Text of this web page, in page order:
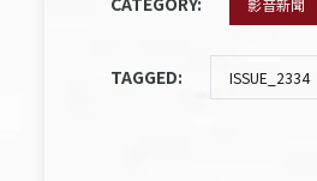
TAGGED: ISSUE_2334